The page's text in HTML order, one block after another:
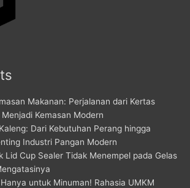
Makanan: Perjalanan dari Kertas
Kemasan Modern
Dari Kebutuhan Perang hingga
Industri Pangan Modern
Lid Cup Sealer Tidak Menempel pada Gelas
untuk Minuman! Rahasia UMKM